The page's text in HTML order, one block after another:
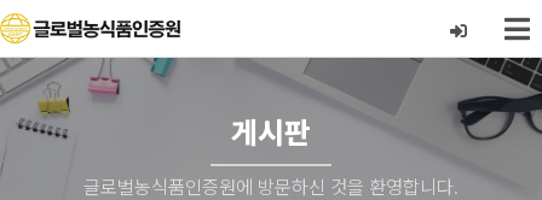
게시판
글로벌농식품인증원에 방문하신 것을 환영합니다.